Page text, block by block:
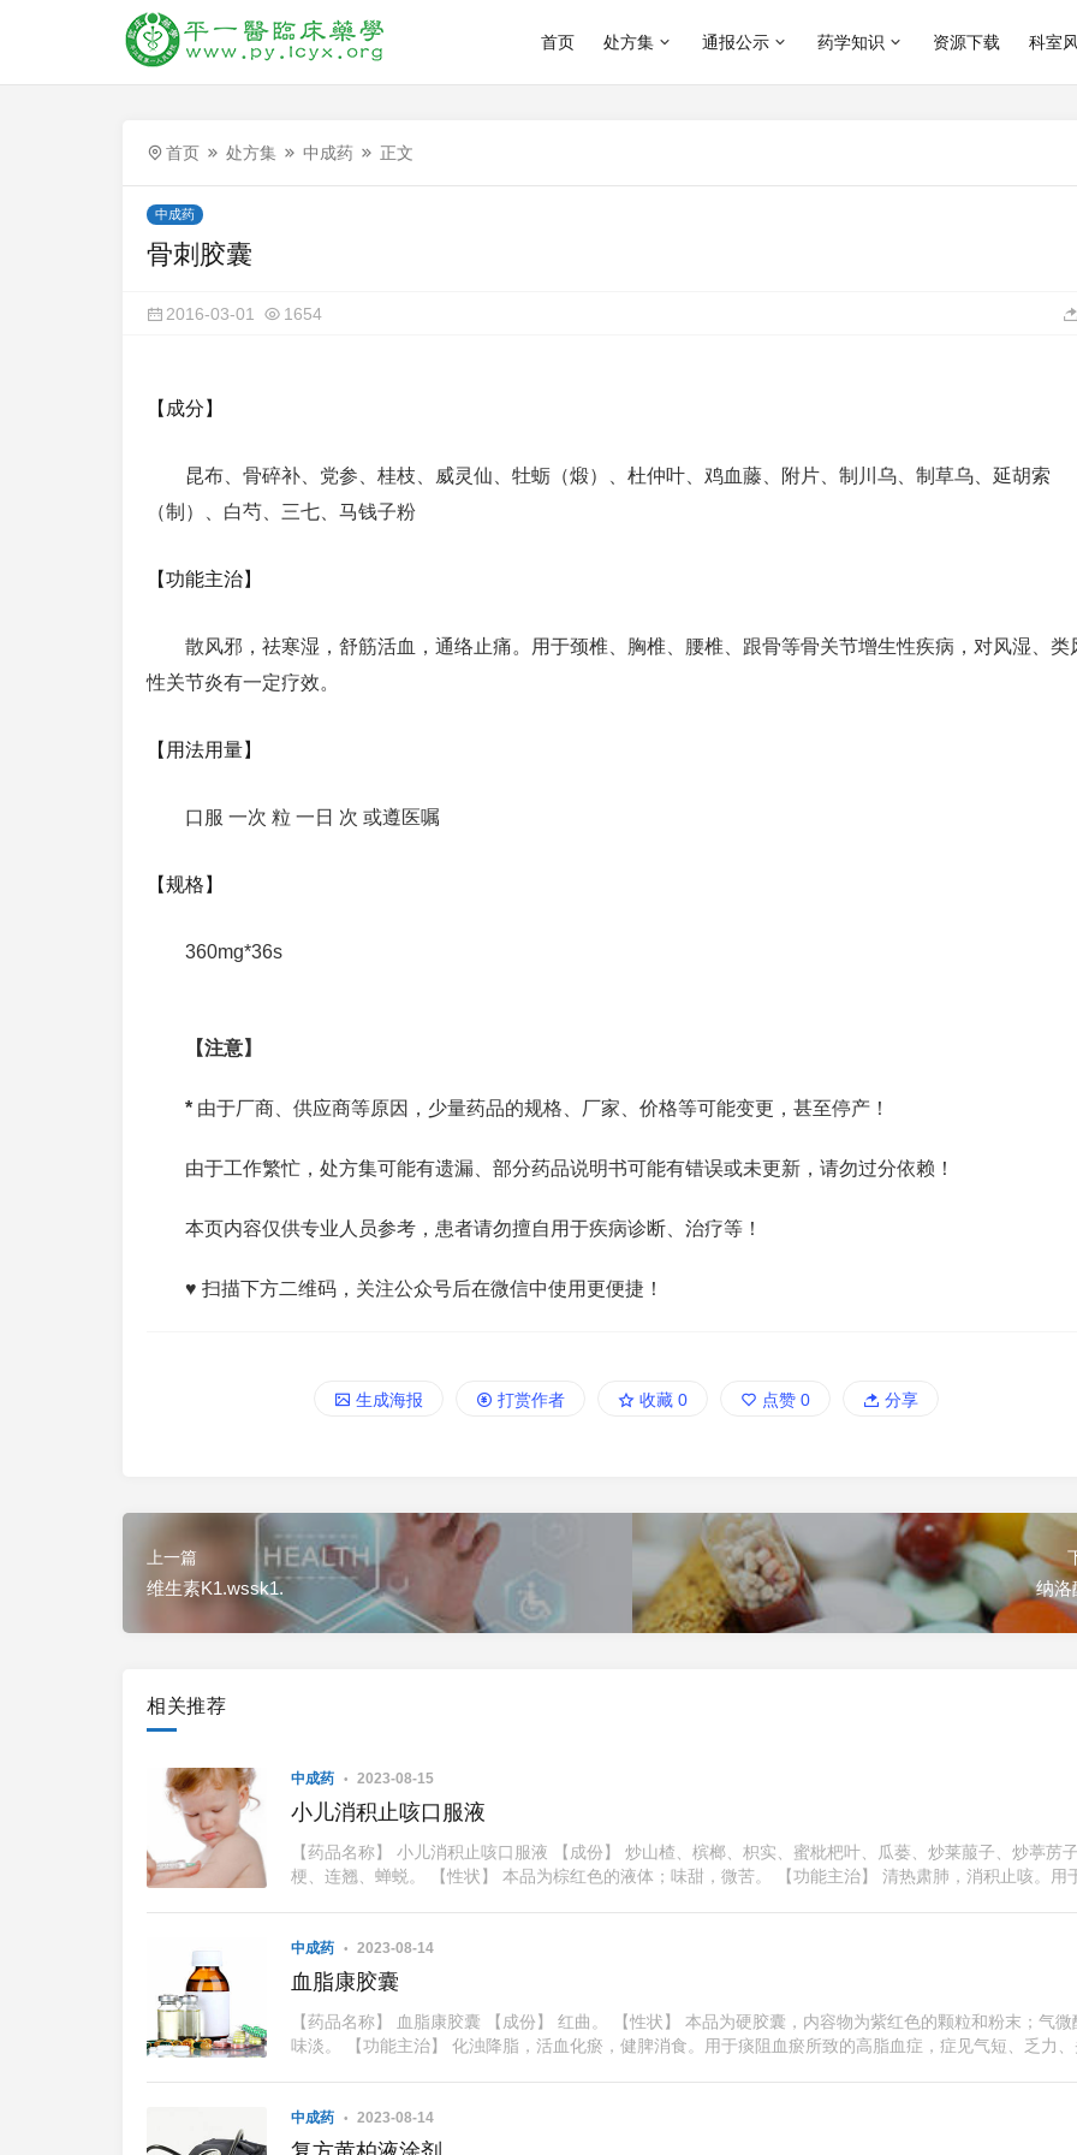
首页 处方集 通报公示 药学知识 资源下载 科室
首页 处方集 中成药 正文
中成药
骨刺胶囊
2016-03-01 1654
【成分】
昆布、骨碎补、党参、桂枝、威灵仙、牡蛎（煅）、杜仲叶、鸡血藤、附片、制川乌、制草乌、延胡索
（制）、白芍、三七、马钱子粉
【功能主治】
散风邪，祛寒湿，舒筋活血，通络止痛。用于颈椎、胸椎、腰椎、跟骨等骨关节增生性疾病，对风湿、类
性关节炎有一定疗效。
【用法用量】
口服 一次 粒 一日 次 或遵医嘱
【规格】
360mg*36s
【注意】
* 由于厂商、供应商等原因，少量药品的规格、厂家、价格等可能变更，甚至停产！
由于工作繁忙，处方集可能有遗漏、部分药品说明书可能有错误或未更新，请勿过分依赖！
本页内容仅供专业人员参考，患者请勿擅自用于疾病诊断、治疗等！
♥ 扫描下方二维码，关注公众号后在微信中使用更便捷！
生成海报 打赏作者 收藏0 点赞 0 分享
上一篇
维生素K1.wssk1. 纳洛
相关推荐
中成药 2023-08-15
小儿消积止咳口服液
【药品名称】 小儿消积止咳口服液 【成份】 炒山楂、槟榔、枳实、蜜枇杷叶、瓜蒌、炒莱菔子、炒葶苈
梗、连翘、蝉蜕。 【性状】 本品为棕红色的液体；味甜，微苦。 【功能主治】 清热肃肺，消积止咳。用
中成药 2023-08-14
血脂康胶囊
【药品名称】 血脂康胶囊 【成份】 红曲。 【性状】 本品为硬胶囊，内容物为紫红色的颗粒和粉末；气微
味淡。 【功能主治】 化浊降脂，活血化瘀，健脾消食。用于痰阻血瘀所致的高脂血症，症见气短、乏力
中成药 2023-08-14